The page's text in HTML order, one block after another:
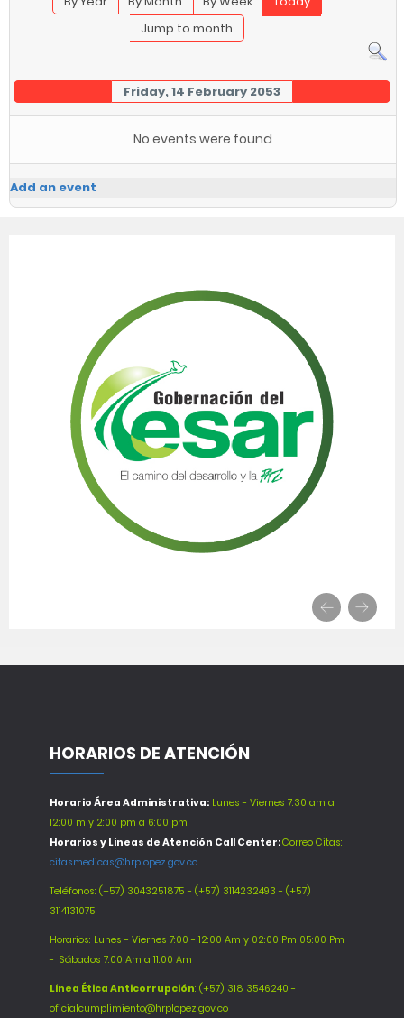
Jump to month
Friday, 14 February 2053
No events were found
Add an event
HORARIOS DE ATENCIÓN
Horario Área Administrativa: Lunes - Viernes 7:30 am a
12:00 m y 2:00 pm a 6:00 pm
Horarios y Lineas de Atención Call Center:Correo Citas:
citasmedicas@hrplopez.gov.co
Teléfonos: (+57) 3043251875 - (+57) 3114232493 - (+57)
3114131075
Horarios: Lunes - Viernes 7:00 - 12:00 Am y 02:00 Pm 05:00 Pm
- Sábados 7:00 Am a 11:00 Am
Línea Ética Anticorrupción: (+57) 318 3546240 -
oficialcumplimiento@hrplopez.gov.co